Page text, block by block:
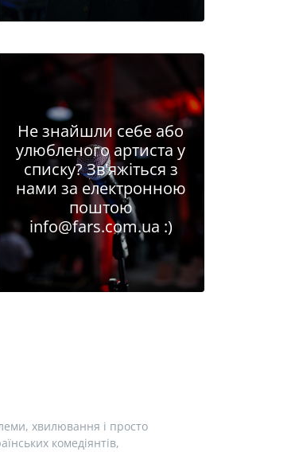
Не знайшли себе або
улюбленого артиста у
списку? Зв'яжіться з
нами за електронною
поштою
info@fars.com.ua :)
хвилювання і просто
комедіянтів,